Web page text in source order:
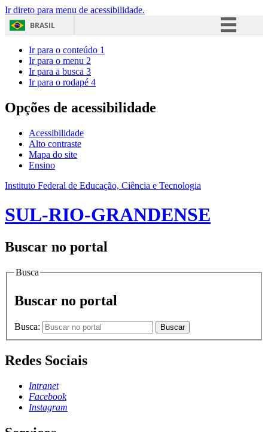
Ir direto para menu de acessibilidade.
BRASIL
Acesso à informação
Ir para o conteúdo 1
Ir para o menu 2
Ir para a busca 3
Ir para o rodapé 4
Opções de acessibilidade
Acessibilidade
Alto contraste
Mapa do site
Ensino
Instituto Federal de Educação, Ciência e Tecnologia
SUL-RIO-GRANDENSE
Buscar no portal
Busca
Buscar no portal
Busca: Buscar
Redes Sociais
Intranet
Facebook
Instagram